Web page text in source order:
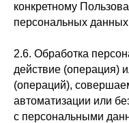
конкретному
персональных
2.6. Обработка
действие (операция)
(операций),
автоматизации или
с персональными